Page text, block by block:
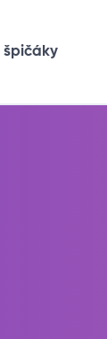
špičáky